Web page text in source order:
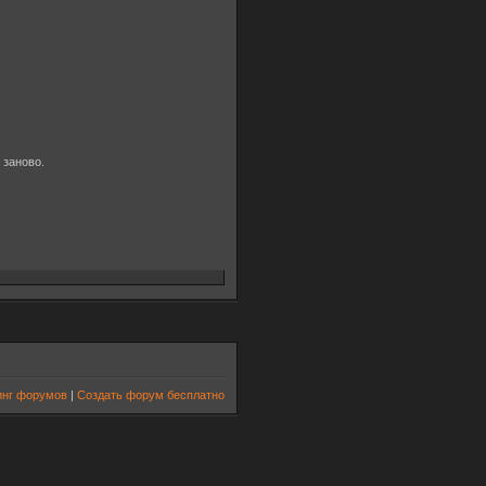
форумов | Создать форум бесплатно